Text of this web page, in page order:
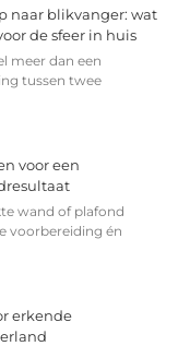
naar blikvanger: wat
de sfeer in huis
meer dan een
tussen twee
voor een
wand of plafond
voorbereiding én
erkende